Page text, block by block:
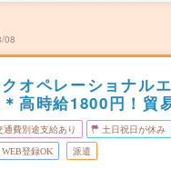
08
クオペレーショナル
高時給1800円！貿
通費別途支給あり 土日祝日が休み
WEB登録OK 派遣